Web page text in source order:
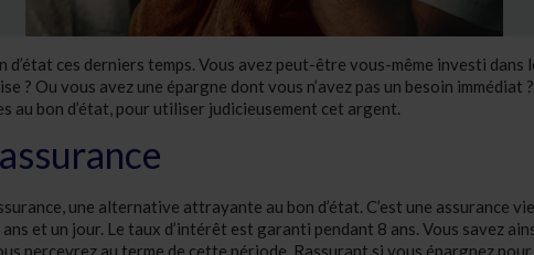
d’état ces derniers temps. Vous avez peut-être vous-même investi dans
? Ou vous avez une épargne dont vous n’avez pas un besoin immédiat
au bon d’état, pour utiliser judicieusement cet argent.
une alternative attrayante au bon d’état. C’est une assurance
et un jour. Le taux d’intérêt est garanti pendant 8 ans. Vous savez
percevrez au terme de cette période. Rassurant si vous épargnez